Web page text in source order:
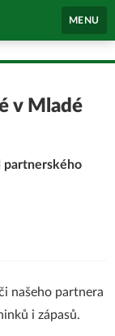
MENU
v Mladé
partnerského
našeho partnera
i zápasů.